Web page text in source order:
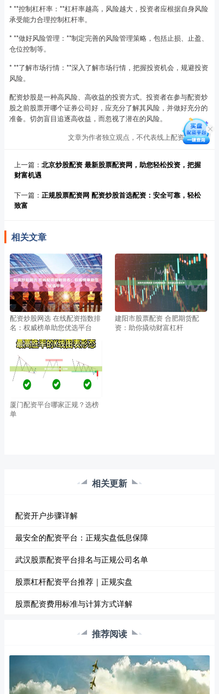
* **控制杠杆率：**杠杆率越高，风险越大，投资者应根据自身风险
承受能力合理控制杠杆率。
* **做好风险管理：**制定完善的风险管理策略，包括止损、止盈、
仓位控制等。
* **了解市场行情：**深入了解市场行情，把握投资机会，规避投资
风险。
配资炒股是一种高风险、高收益的投资方式。投资者在参与配资炒
股之前股票开哪个证券公司好，应充分了解其风险，并做好充分的
准备。切勿盲目追逐高收益，而忽视了潜在的风险。
文章为作者独立观点，不代表线上配资网观点
上一篇： 北京炒股配资 最新股票配资网，助您轻松投资，把握
财富机遇
下一篇： 正规股票配资网 配资炒股首选配资：安全可靠，轻松
致富
相关文章
配资炒股网选 在线配资指数排
名：权威榜单助您优选平台
建阳市股票配资 合肥期货配
资：助你撬动财富杠杆
厦门配资平台哪家正规？选榜
单
相关更新
配资开户步骤详解
最安全的配资平台：正规实盘低息保障
武汉股票配资平台排名与正规公司名单
股票杠杆配资平台推荐｜正规实盘
股票配资费用标准与计算方式详解
推荐阅读